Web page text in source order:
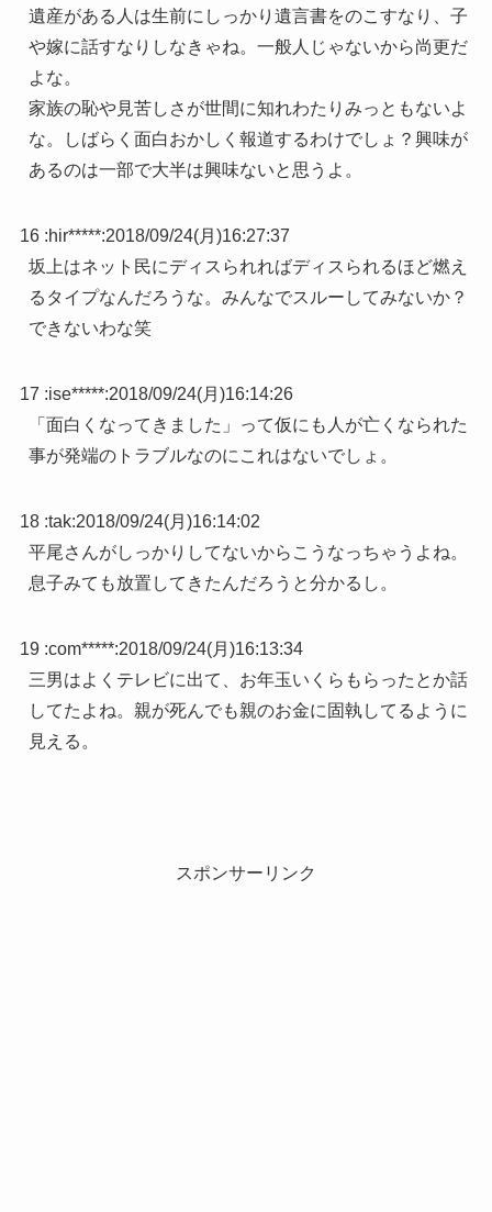
遺産がある人は生前にしっかり遺言書をのこすなり、子
や嫁に話すなりしなきゃね。一般人じゃないから尚更だ
よな。
家族の恥や見苦しさが世間に知れわたりみっともないよ
な。しばらく面白おかしく報道するわけでしょ？興味が
あるのは一部で大半は興味ないと思うよ。
16 :hir*****:2018/09/24(月)16:27:37
坂上はネット民にディスられればディスられるほど燃え
るタイプなんだろうな。みんなでスルーしてみないか？
できないわな笑
17 :ise*****:2018/09/24(月)16:14:26
「面白くなってきました」って仮にも人が亡くなられた
事が発端のトラブルなのにこれはないでしょ。
18 :tak:2018/09/24(月)16:14:02
平尾さんがしっかりしてないからこうなっちゃうよね。
息子みても放置してきたんだろうと分かるし。
19 :com*****:2018/09/24(月)16:13:34
三男はよくテレビに出て、お年玉いくらもらったとか話
してたよね。親が死んでも親のお金に固執してるように
見える。
スポンサーリンク